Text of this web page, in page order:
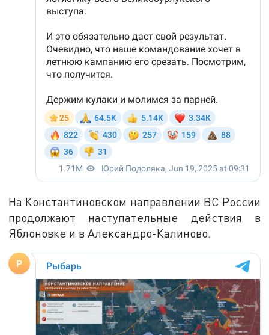
На Константиновском направлении ВС России
продолжают наступательные действия в
Яблоновке и в Александро-Калиново.